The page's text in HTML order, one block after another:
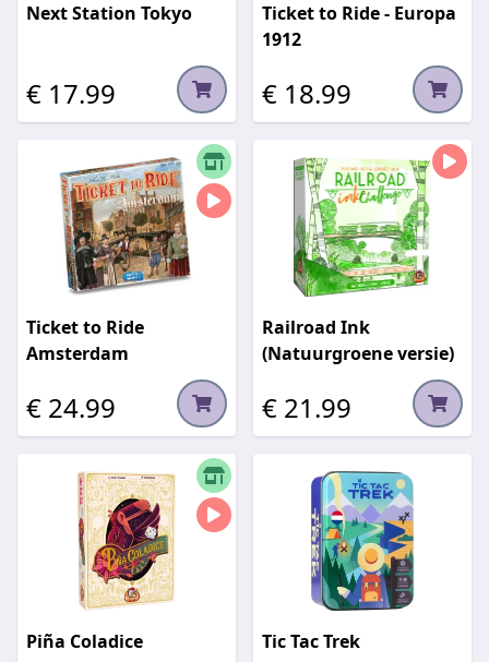
Next Station Tokyo
€ 17.99
Ticket to Ride - Europa
1912
€ 18.99
Ticket to Ride
Amsterdam
€ 24.99
Railroad Ink
(Natuurgroene versie)
€ 21.99
Piña Coladice Tic Tac Trek